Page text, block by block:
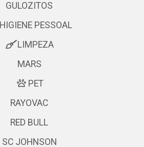
GULOZITOS
HIGIENE PESSOAL
LIMPEZA
MARS
PET
RAYOVAC
RED BULL
SC JOHNSON